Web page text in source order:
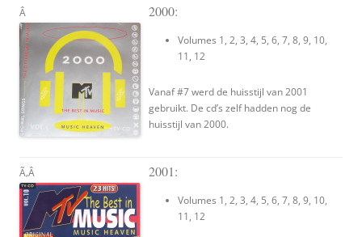
Â 2000:
Volumes 1, 2, 3, 4, 5, 6, 7, 8, 9, 10,
11, 12
Vanaf #7 werd de huisstijl van 2001
gebruikt. De cd’s zelf hadden nog de
huisstijl van 2000.
Ã‚Â 2001:
Volumes 1, 2, 3, 4, 5, 6, 7, 8, 9, 10,
11, 12